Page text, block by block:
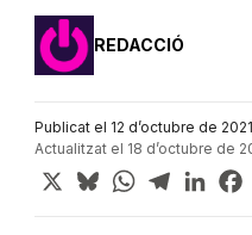
REDACCIÓ
Publicat el 12 d’octubre de
Actualitzat el 18 d’octubre de
X BlueskyWhatsApp
Telegram